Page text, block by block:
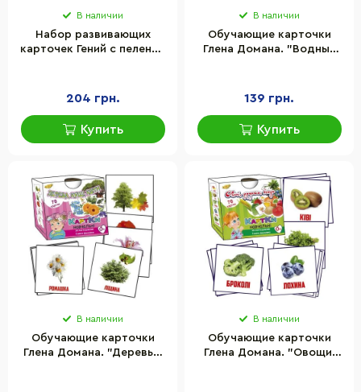
В наличии
Набор развивающих
карточек Гений с пеленок
204 грн.
Купить
В наличии
Обучающие карточки
Глена Домана. "Водный
139 грн.
Купить
В наличии
Обучающие карточки
Глена Домана. "Деревья,
В наличии
Обучающие карточки
Глена Домана. "Овощи,